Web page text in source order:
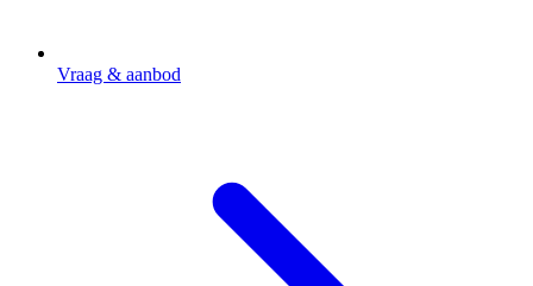
Vraag & aanbod